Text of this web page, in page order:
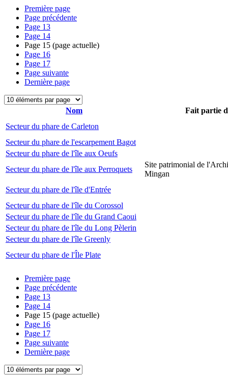
Première page
Page précédente
Page 13
Page 14
Page 15 (page actuelle)
Page 16
Page 17
Page suivante
Dernière page
Nom
Fait partie
Secteur du phare de Carleton
Secteur du phare de l'escarpement Bagot
Secteur du phare de l'île aux Oeufs
Secteur du phare de l'île aux Perroquets
Site patrimonial de
Mingan
Secteur du phare de l'île d'Entrée
Secteur du phare de l'île du Corossol
Secteur du phare de l'île du Grand Caoui
Secteur du phare de l'île du Long Pèlerin
Secteur du phare de l'île Greenly
Secteur du phare de l'Île Plate
Première page
Page précédente
Page 13
Page 14
Page 15 (page actuelle)
Page 16
Page 17
Page suivante
Dernière page